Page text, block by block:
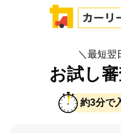
＼最短翌
お試し
約3分で